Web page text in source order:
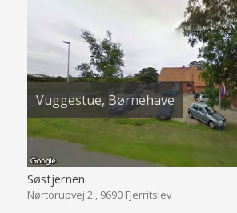
Vuggestue, Børnehave
Søstjernen
Nørtorupvej 2 , 9690 Fjerritslev